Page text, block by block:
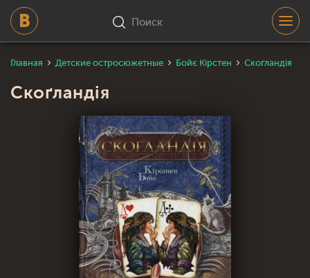
Поиск
Главная Детские остросюжетные Бойє Кірстен Скоґландія
Скоґландія